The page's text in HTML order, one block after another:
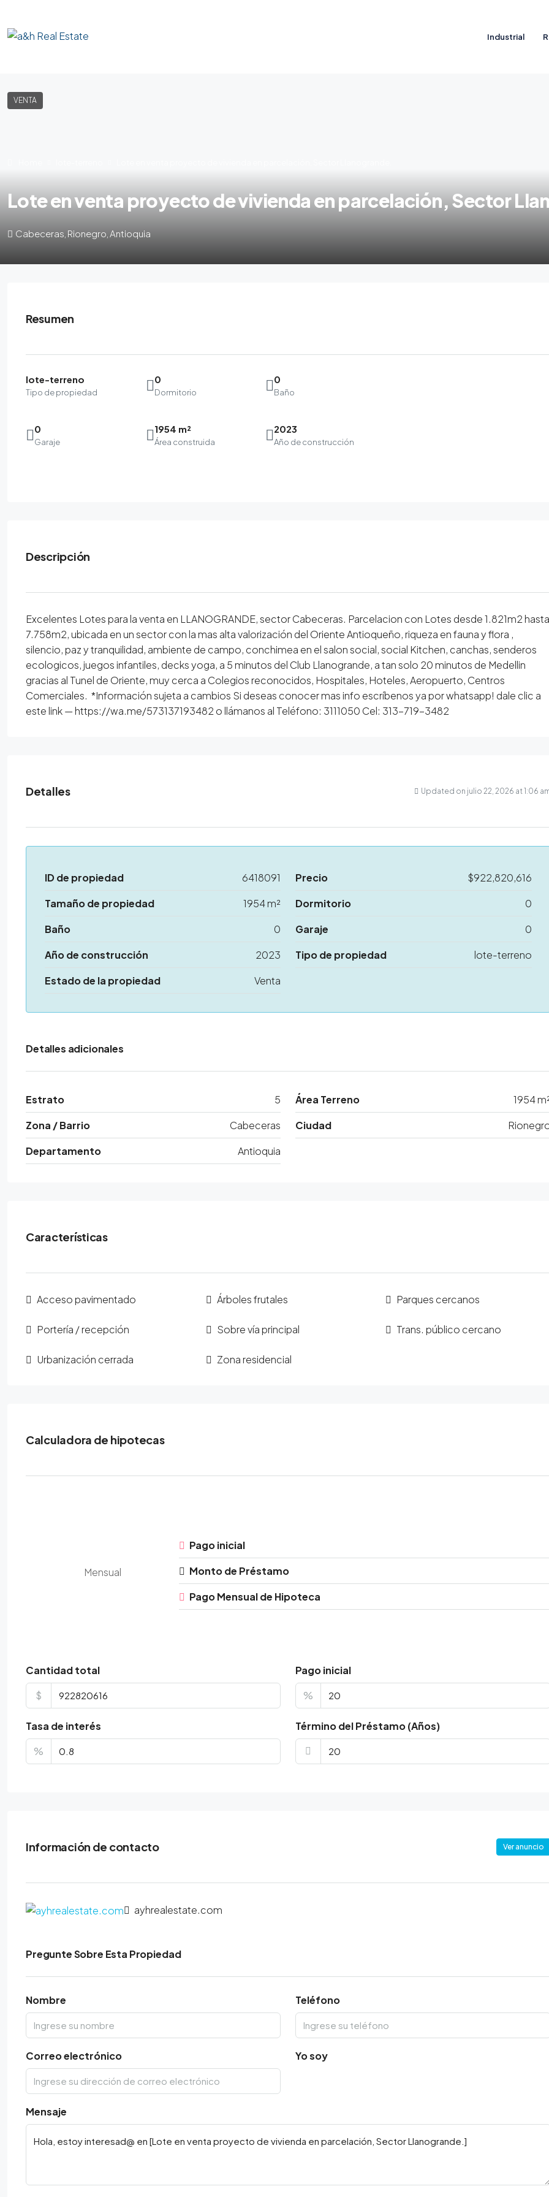
Industrial
VENTA
Lote en venta proyecto de vivienda en parcelación, Sector
Cabeceras, Rionegro, Antioquia
Resumen
lote-terreno
Tipo de propiedad
0
Dormitorio
0
Baño
0
Garaje
1954 m²
Área construida
2023
Año de construcción
Descripción
Excelentes Lotes para la venta en LLANOGRANDE, sector Cabeceras. Parcelacion con Lotes desde 1.821m2 hasta
7.758m2, ubicada en un sector con la mas alta valorización del Oriente Antioqueño, riqueza en fauna y flora ,
silencio, paz y tranquilidad, ambiente de campo, conchimea en el salon social, social Kitchen, canchas, senderos
ecologicos, juegos infantiles, decks yoga, a 5 minutos del Club Llanogrande, a tan solo 20 minutos de Medellin
gracias al Tunel de Oriente, muy cerca a Colegios reconocidos, Hospitales, Hoteles, Aeropuerto, Centros
Comerciales. *Información sujeta a cambios Si deseas conocer mas info escríbenos ya por whatsapp! dale clic a
este link — https://wa.me/573137193482 o llámanos al Teléfono: 3111050 Cel: 313-719-3482
Detalles Updated on julio 22, 2026 at 1:06
ID de propiedad 6418091 Precio
$922,820,616
Tamaño de propiedad
1954 m² Dormitorio
0
Baño
0 Garaje
0
Año de construcción
2023 Tipo de propiedad
lote-terreno
Estado de la propiedad
Venta
Detalles adicionales
Estrato 5 Área Terreno
1954
Zona / Barrio
Cabeceras Ciudad
Departamento
Antioquia
Características
Acceso pavimentado Árboles frutales Parques cercanos
Portería / recepción Sobre vía principal Trans. público cercano
Urbanización cerrada Zona residencial
Calculadora de hipotecas
Mensual
Pago inicial
Monto de Préstamo
Pago Mensual de Hipoteca
Cantidad total
$
Pago inicial
%
Tasa de interés
%
Término del Préstamo (Años)
Información de contacto Ver anuncio
ayhrealestate.com
Pregunte Sobre Esta Propiedad
Nombre Teléfono
Correo electrónico Yo soy
Mensaje